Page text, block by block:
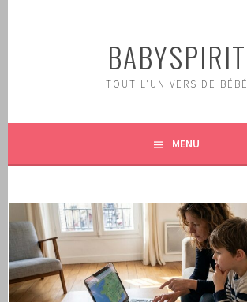
BABYSPIRIT
TOUT L'UNIVERS DE BÉBÉ
MENU